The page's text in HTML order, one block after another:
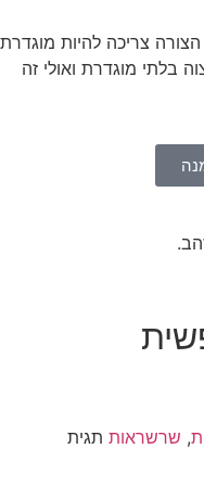
צריכה להיות מוגדרת
בלתי מוגדרת ואולי זה
, שרשראות תגית